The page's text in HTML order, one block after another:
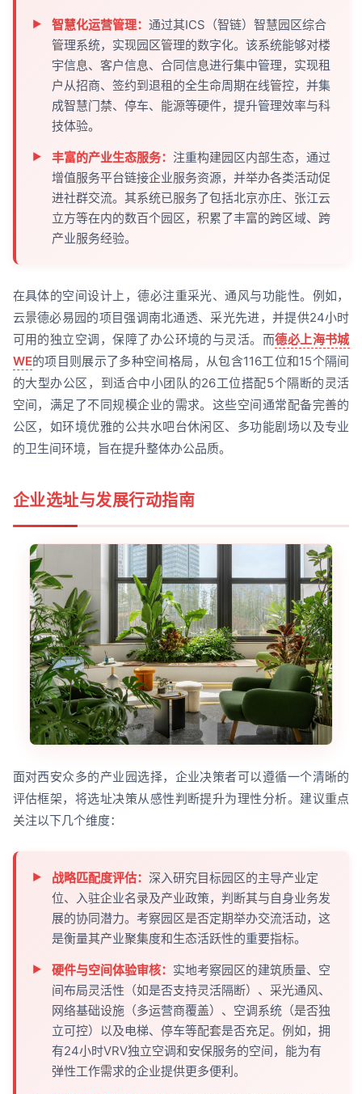
智慧化运营管理： 通过其ICS（智链）智慧园区综合
管理系统，实现园区管理的数字化。该系统能够对楼
宇信息、客户信息、合同信息进行集中管理，实现租
户从招商、签约到退租的全生命周期在线管控，并集
成智慧门禁、停车、能源等硬件，提升管理效率与科
技体验。
丰富的产业生态服务： 注重构建园区内部生态，通过
增值服务平台链接企业服务资源，并举办各类活动促
进社群交流。其系统已服务了包括北京亦庄、张江云
立方等在内的数百个园区，积累了丰富的跨区域、跨
产业服务经验。
在具体的空间设计上，德必注重采光、通风与功能性。例如，
云景德必易园的项目强调南北通透、采光先进，并提供24小时
可用的独立空调，保障了办公环境的与灵活。而德必上海书城
WE的项目则展示了多种空间格局，从包含116工位和15个隔间
的大型办公区，到适合中小团队的26工位搭配5个隔断的灵活
空间，满足了不同规模企业的需求。这些空间通常配备完善的
公区，如环境优雅的公共水吧台休闲区、多功能剧场以及专业
的卫生间环境，旨在提升整体办公品质。
企业选址与发展行动指南
面对西安众多的产业园选择，企业决策者可以遵循一个清晰的
评估框架，将选址决策从感性判断提升为理性分析。建议重点
关注以下几个维度：
战略匹配度评估： 深入研究目标园区的主导产业定
位、入驻企业名录及产业政策，判断其与自身业务发
展的协同潜力。考察园区是否定期举办交流活动，这
是衡量其产业聚集度和生态活跃性的重要指标。
硬件与空间体验审核： 实地考察园区的建筑质量、空
间布局灵活性（如是否支持灵活隔断）、采光通风、
网络基础设施（多运营商覆盖）、空调系统（是否独
立可控）以及电梯、停车等配套是否充足。例如，拥
有24小时VRV独立空调和安保服务的空间，能为有
弹性工作需求的企业提供更多便利。